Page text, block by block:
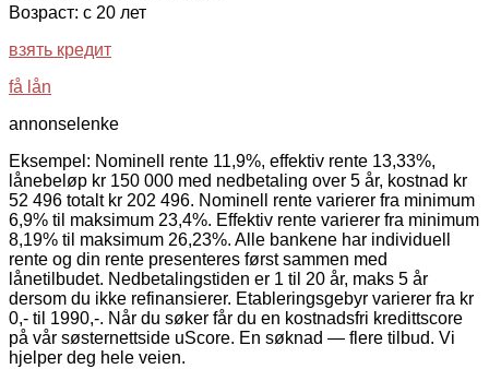
Возраст: с 20 лет
взять кредит
få lån
annonselenke
Eksempel: Nominell rente 11,9%, effektiv rente 13,33%,
lånebeløp kr 150 000 med nedbetaling over 5 år, kostnad kr
52 496 totalt kr 202 496. Nominell rente varierer fra minimum
6,9% til maksimum 23,4%. Effektiv rente varierer fra minimum
8,19% til maksimum 26,23%. Alle bankene har individuell
rente og din rente presenteres først sammen med
lånetilbudet. Nedbetalingstiden er 1 til 20 år, maks 5 år
dersom du ikke refinansierer. Etableringsgebyr varierer fra kr
0,- til 1990,-. Når du søker får du en kostnadsfri kredittscore
på vår søsternettside uScore. En søknad — flere tilbud. Vi
hjelper deg hele veien.